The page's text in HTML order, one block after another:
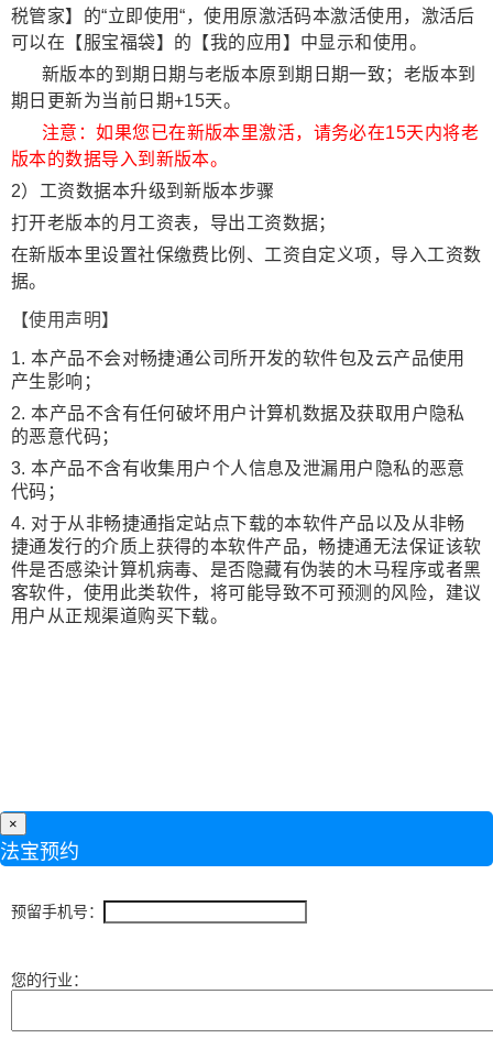
税管家】的“立即使用“，使用原激活码本激活使用，激活后
可以在【服宝福袋】的【我的应用】中显示和使用。
新版本的到期日期与老版本原到期日期一致；老版本到
期日更新为当前日期+15天。
注意：如果您已在新版本里激活，请务必在15天内将老
版本的数据导入到新版本。
2）工资数据本升级到新版本步骤
打开老版本的月工资表，导出工资数据；
在新版本里设置社保缴费比例、工资自定义项，导入工资数
据。
【使用声明】
1.本产品不会对畅捷通公司所开发的软件包及云产品使用
产生影响；
2.本产品不含有任何破坏用户计算机数据及获取用户隐私
的恶意代码；
3.本产品不含有收集用户个人信息及泄漏用户隐私的恶意
代码；
4. 对于从非畅捷通指定站点下载的本软件产品以及从非畅
捷通发行的介质上获得的本软件产品，畅捷通无法保证该软
件是否感染计算机病毒、是否隐藏有伪装的木马程序或者黑
客软件，使用此类软件，将可能导致不可预测的风险，建议
用户从正规渠道购买下载。
×
法宝预约
预留手机号：
您的行业：